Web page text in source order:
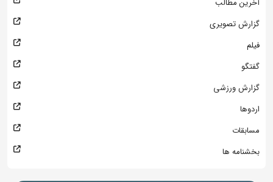
آخرین مطالب
گزارش تصویری
فیلم
گفتگو
گزارش ورزشی
اردوها
مسابقات
بخشنامه ها